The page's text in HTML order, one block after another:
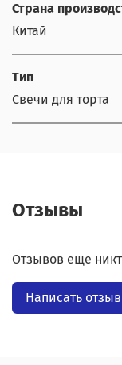
Страна
Китай
Тип
Свечи для торта
Отзывы
Отзывов еще
Написать отзыв